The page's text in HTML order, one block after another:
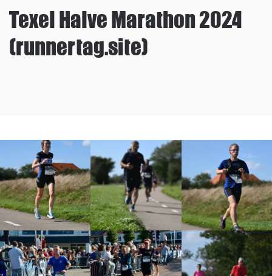
Texel Halve Marathon 2024
(runnertag.site)